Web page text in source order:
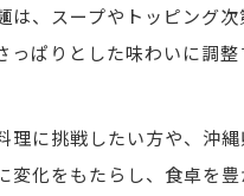
は、スープやトッピング
っぱりとした味わいに調
理に挑戦したい方や、沖
変化をもたらし、食卓を豊